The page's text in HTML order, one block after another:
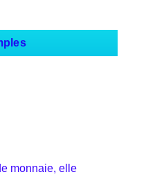
monnaie, elle